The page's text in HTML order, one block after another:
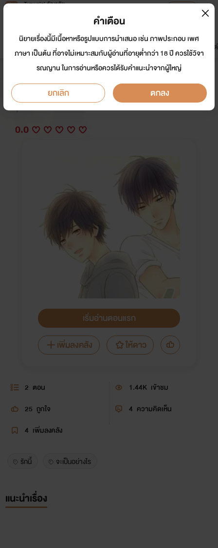
Tunwalai ธัญวลัย
หน้าแรก นิยาย อีบุ๊ก การ์ตูน
มาใหม่
ดรีมแชท ธัญลิสต์
รักนี้ จะเป็นอย่างไร
นักเขียน: หญิงที่เเกร่งดั่งเพชร
Y
0.0
เริ่มอ่านตอนแรก
เพิ่มลงคลัง
ให้ดาว
2 ตอน 1.44K เข้าชม
25 ถูกใจ 4 ความคิดเห็น
4 เพิ่มลงคลัง
รักนี้ จะเป็นอย่างไร
แนะนำเรื่อง
คำเตือน
นิยายเรื่องนี้มีเนื้อหาหรือรูปแบบการนำเสนอ เช่น ภาพประกอบ เพศ
ภาษา เป็นต้น ที่อาจไม่เหมาะสมกับผู้อ่านที่อายุต่ำกว่า 18 ปี ควรใช้วิจา
รณญาน ในการอ่านหรือควรได้รับคำแนะนำจากผู้ใหญ่
ยกเลิก ตกลง